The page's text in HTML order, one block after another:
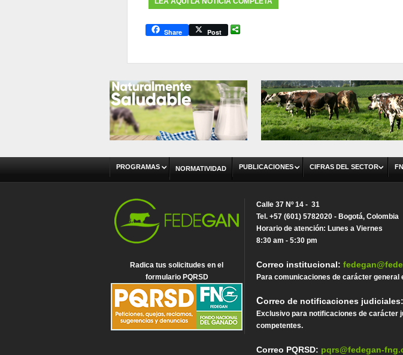
Share Post
PROGRAMAS NORMATIVIDAD PUBLICACIONES CIFRAS DEL SECTOR
Radica tus solicitudes en el
formulario PQRSD
Calle 37 Nº 14 - 31
Tel. +57 (601) 5782020 - Bogotá, Colombia
Horario de atención: Lunes a Viernes
8:30 am - 5:30 pm
Correo institucional:
Para comunicaciones de carácter general
Correo de notificaciones
Exclusivo para notificaciones de carácter
competentes.
Correo PQRSD: pqrs@fedegan-